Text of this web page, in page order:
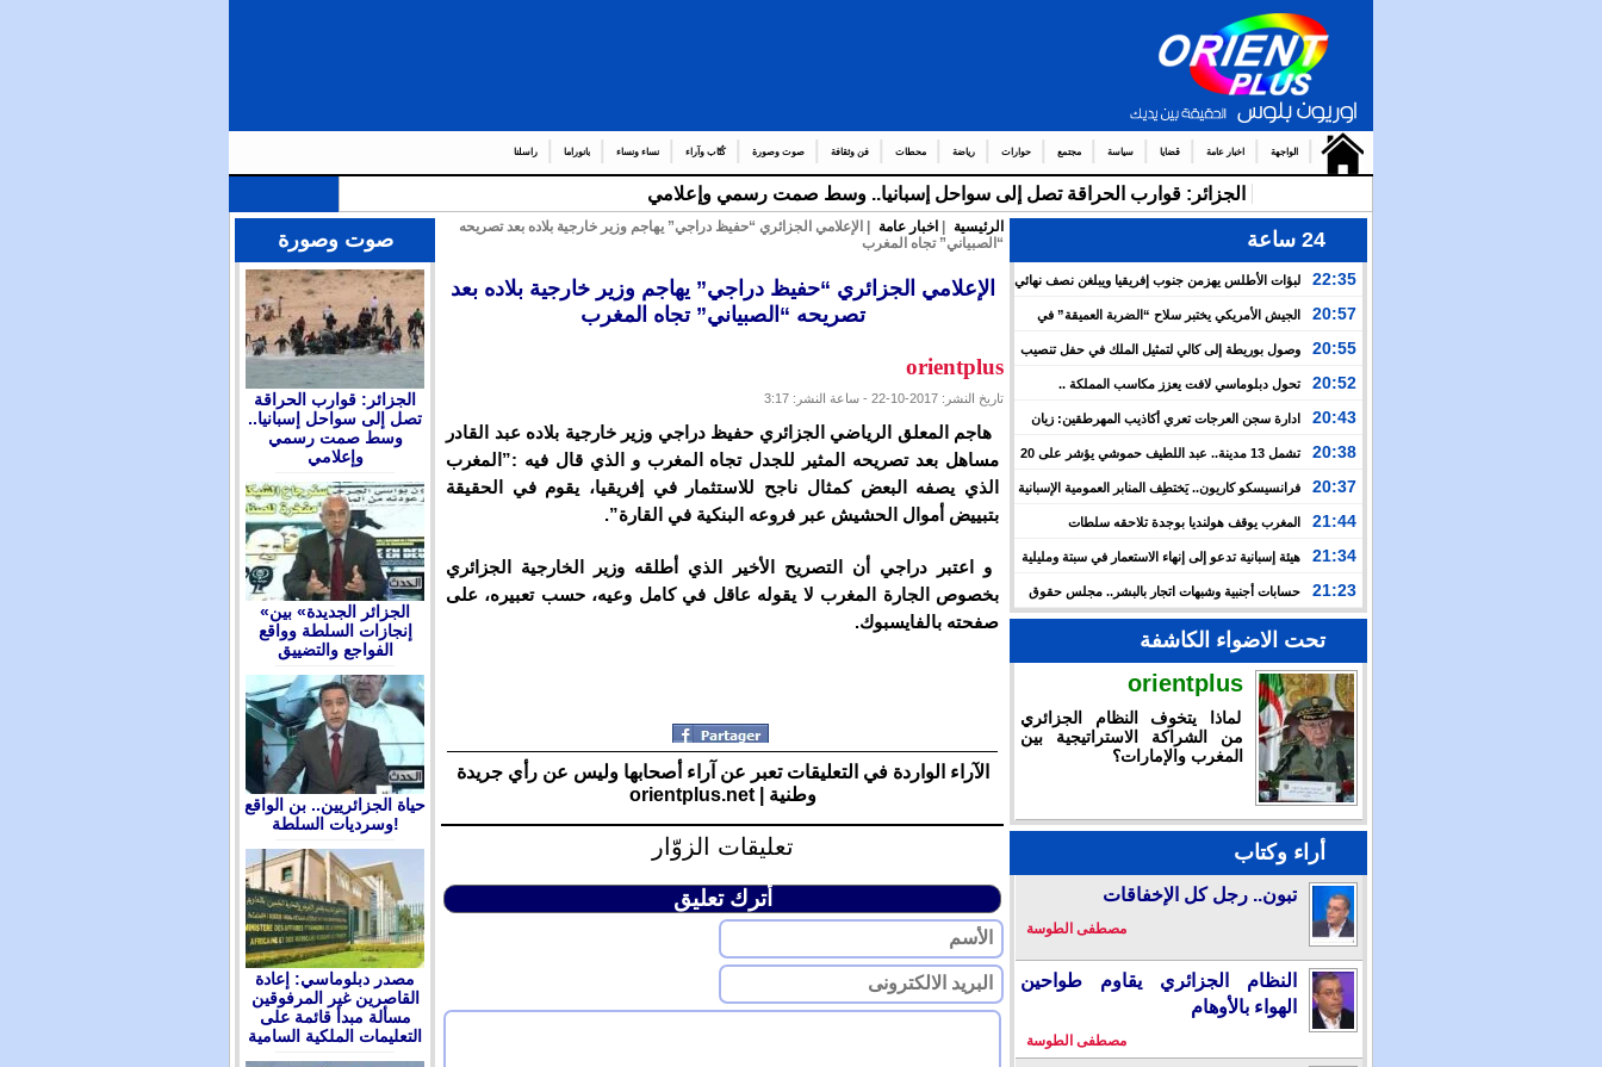
الواجهة اخبار عامة قضايا سياسة مجتمع حوارات رياضة محطات فن وثقافة صوت وصورة كُتّاب وآراء نساء ونساء بانوراما راسلنا
الجزائر: قوارب الحراقة تصل إلى سواحل إسبانيا.. وسط صمت رسمي وإعلامي
24 ساعة
22:35
لبؤات الأطلس يهزمن جنوب إفريقيا ويبلغن نصف نهائي
كأس إفريقيا ويحجزن بطاقة مونديال 2027
20:57
الجيش الأمريكي يختبر سلاح “الضربة العميقة” في
طانطان جنوب المغرب ضمن تعزيز التعاون العسكري بين واشنطن
20:55
وصول بوريطة إلى كالي لتمثيل الملك في حفل تنصيب
الرئيس الكولومبي الجديد
20:52
تحول دبلوماسي لافت يعزز مكاسب المملكة ..
كولومبيا تعلن اعترافها بسيادة المغرب على أقاليمه الجنوبية
20:43
ادارة سجن العرجات تعري أكاذيب المهرطقين: زيان
استفاد من 113 استشارة و50 فحصا طبيا
20:38
تشمل 13 مدينة.. عبد اللطيف حموشي يؤشر على 20
تعيينا جديدا في مناصب المسؤولية بمصالح الأمن الوطني
20:37
فرانسيسكو كاريون.. يَختطِف المنابر العمومية الإسبانية
لتصريف أجندات معادية للمغرب
21:44
المغرب يوقف هولنديا بوجدة تلاحقه سلطات
أمستردام
21:34
هيئة إسبانية تدعو إلى إنهاء الاستعمار في سبتة ومليلية
وتعتبر إعادتهما إلى المغرب مسألة وقت
21:23
حسابات أجنبية وشبهات اتجار بالبشر.. مجلس حقوق
الإنسان يكشف خفايا التعبئة للعبور الجماعي نحو سبتة
تحت الاضواء الكاشفة
orientplus
لماذا يتخوف النظام الجزائري
من الشراكة الاستراتيجية بين
المغرب والإمارات؟
أراء وكتاب
تبون.. رجل كل الإخفاقات
مصطفى الطوسة
النظام الجزائري يقاوم طواحين
الهواء بالأوهام
مصطفى الطوسة
الرئيسية اخبار عامة
| الإعلامي الجزائري “حفيظ دراجي” يهاجم وزير خارجية بلاده بعد تصريحه
“الصبياني” تجاه المغرب
الإعلامي الجزائري “حفيظ دراجي” يهاجم وزير خارجية بلاده بعد
تصريحه “الصبياني” تجاه المغرب
orientplus
تاريخ النشر: 2017-10-22 - ساعة النشر: 3:17
هاجم المعلق الرياضي الجزائري حفيظ دراجي وزير خارجية بلاده عبد القادر
مساهل بعد تصريحه المثير للجدل تجاه المغرب و الذي قال فيه :”المغرب
الذي يصفه البعض كمثال ناجح للاستثمار في إفريقيا، يقوم في الحقيقة
بتبييض أموال الحشيش عبر فروعه البنكية في القارة”.
و اعتبر دراجي أن التصريح الأخير الذي أطلقه وزير الخارجية الجزائري
بخصوص الجارة المغرب لا يقوله عاقل في كامل وعيه، حسب تعبيره، على
صفحته بالفايسبوك.
الآراء الواردة في التعليقات تعبر عن آراء أصحابها وليس عن رأي جريدة
وطنية | orientplus.net
تعليقات الزوّار
أترك تعليق
صوت وصورة
الجزائر: قوارب الحراقة
تصل إلى سواحل إسبانيا..
وسط صمت رسمي
وإعلامي
«الجزائر الجديدة» بين
إنجازات السلطة وواقع
الفواجع والتضييق
حياة الجزائريين.. بن الواقع
وسرديات السلطة!
مصدر دبلوماسي: إعادة
القاصرين غير المرفوقين
مسألة مبدأ قائمة على
التعليمات الملكية السامية